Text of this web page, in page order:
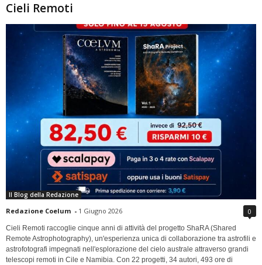
Cieli Remoti
Il Blog della Redazione
Redazione Coelum - 1 Giugno 2026 0
Cieli Remoti raccoglie cinque anni di attività del progetto ShaRA (Shared
Remote Astrophotography), un'esperienza unica di collaborazione tra astrofili e
astrofotografi impegnati nell'esplorazione del cielo australe attraverso grandi
telescopi remoti in Cile e Namibia. Con 22 progetti, 34 autori, 493 ore di